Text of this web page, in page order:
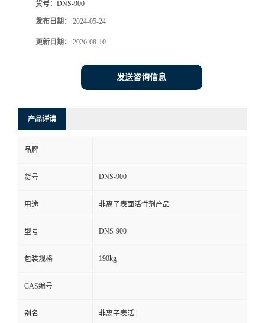
货号： DNS-900
发布日期： 2024-05-24
更新日期： 2026-08-10
发送咨询信息
产品详请
品牌
货号 DNS-900
用途 非离子表面活性剂产品
型号 DNS-900
包装规格 190kg
CAS编号
别名 非离子表活